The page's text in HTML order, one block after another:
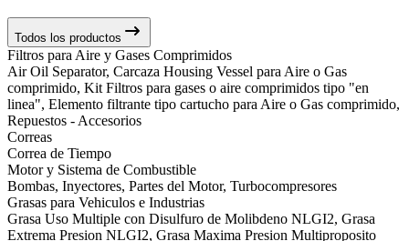
Todos los productos
Filtros para Aire y Gases Comprimidos
Air Oil Separator, Carcaza Housing Vessel para Aire o Gas
comprimido, Kit Filtros para gases o aire comprimidos tipo "en
linea", Elemento filtrante tipo cartucho para Aire o Gas comprimido,
Repuestos - Accesorios
Correas
Correa de Tiempo
Motor y Sistema de Combustible
Bombas, Inyectores, Partes del Motor, Turbocompresores
Grasas para Vehiculos e Industrias
Grasa Uso Multiple con Disulfuro de Molibdeno NLGI2, Grasa
Extrema Presion NLGI2, Grasa Maxima Presion Multiproposito